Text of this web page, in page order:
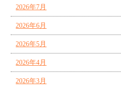
2026年7月
2026年6月
2026年5月
2026年4月
2026年3月